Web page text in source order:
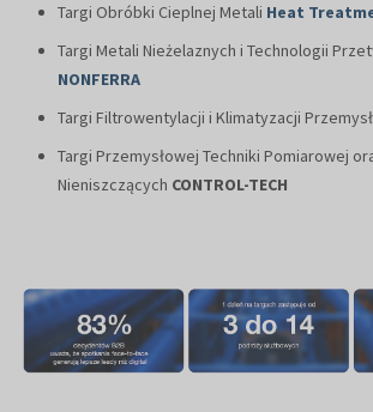
Targi Obróbki Cieplnej Metali Heat
Targi Metali Nieżelaznych i Technologii
NONFERRA
Targi Filtrowentylacji i Klimatyzacji
Targi Przemysłowej Techniki Pomiarowej
Nieniszczących CONTROL-TECH